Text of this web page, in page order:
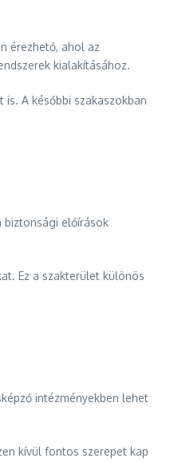
érezhető, ahol az
kialakításához.
A későbbi szakaszokban
biztonsági előírások
Ez a szakterület különös
intézményekben lehet
kívül fontos szerepet kap